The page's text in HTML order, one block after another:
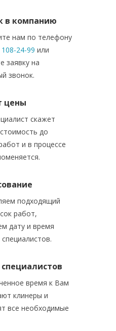
в компанию
нам по телефону
24-99 или
заявку на
звонок.
цены
скажет
до
и в процессе
подходящий
работ,
дату и время
время к Вам
клинеры и
все необходимые